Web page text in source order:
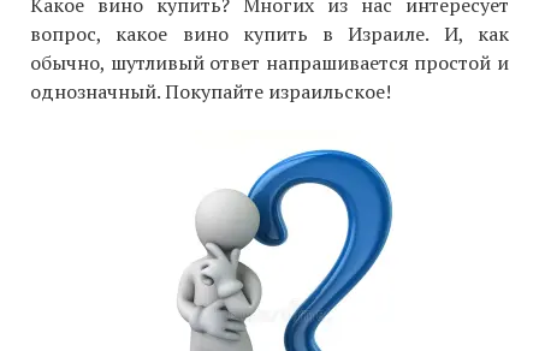
вопрос, какое вино купить в Израиле. И, как
обычно, шутливый ответ напрашивается простой и
однозначный. Покупайте израильское!